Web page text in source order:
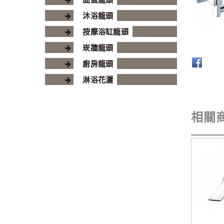
沐浴龍頭
按摩浴缸龍頭
崁牆龍頭
廚房龍頭
淋浴花灑
相關